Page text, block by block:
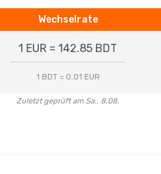
Wechselrate
1 EUR = 142.85 BDT
1 BDT = 0.01 EUR
Zuletzt geprüft am Sa., 8.08.